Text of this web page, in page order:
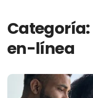
Categoría:
en-línea